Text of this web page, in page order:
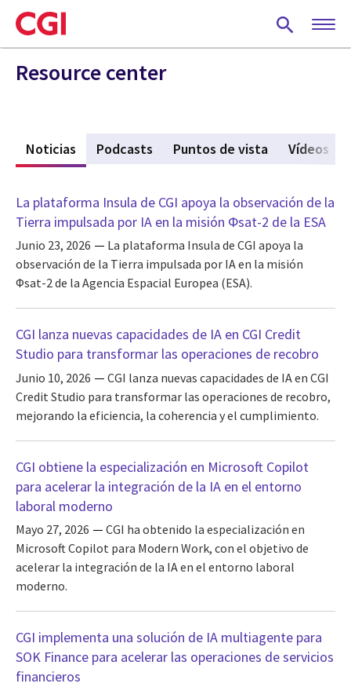
Skip
to
main
content
Resource center
Noticias (active tab)
Podcasts Puntos de vista Vídeos
La plataforma Insula de CGI apoya la observación de la
Tierra impulsada por IA en la misión Φsat-2 de la ESA
Junio 23, 2026
La plataforma Insula de CGI apoya la
observación de la Tierra impulsada por IA en la misión
Φsat-2 de la Agencia Espacial Europea (ESA).
CGI lanza nuevas capacidades de IA en CGI Credit
Studio para transformar las operaciones de recobro
Junio 10, 2026
CGI lanza nuevas capacidades de IA en CGI
Credit Studio para transformar las operaciones de recobro,
mejorando la eficiencia, la coherencia y el cumplimiento.
CGI obtiene la especialización en Microsoft Copilot
para acelerar la integración de la IA en el entorno
laboral moderno
Mayo 27, 2026
CGI ha obtenido la especialización en
Microsoft Copilot para Modern Work, con el objetivo de
acelerar la integración de la IA en el entorno laboral
moderno.
CGI implementa una solución de IA multiagente para
SOK Finance para acelerar las operaciones de servicios
financieros